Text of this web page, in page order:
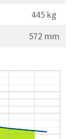
445 kg
572 mm